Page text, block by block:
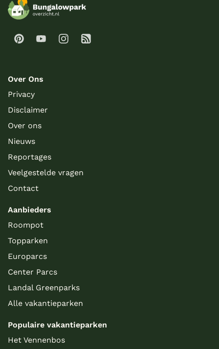
Over Ons
Privacy
Disclaimer
Over ons
Nieuws
Reportages
Veelgestelde vragen
Contact
Aanbieders
Roompot
Topparken
Europarcs
Center Parcs
Landal Greenparks
Alle vakantieparken
Populaire vakantieparken
Het Vennenbos